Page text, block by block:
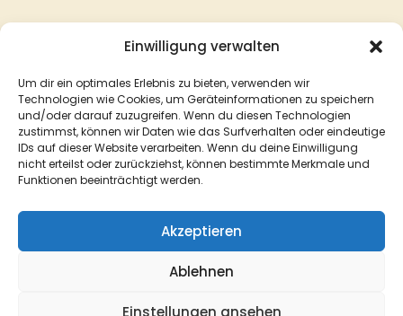
Einwilligung verwalten
Um dir ein optimales Erlebnis zu bieten, verwenden wir
Technologien wie Cookies, um Geräteinformationen zu speichern
und/oder darauf zuzugreifen. Wenn du diesen Technologien
zustimmst, können wir Daten wie das Surfverhalten oder eindeutige
IDs auf dieser Website verarbeiten. Wenn du deine Einwilligung
nicht erteilst oder zurückziehst, können bestimmte Merkmale und
Funktionen beeinträchtigt werden.
Akzeptieren
Ablehnen
Einstellungen ansehen